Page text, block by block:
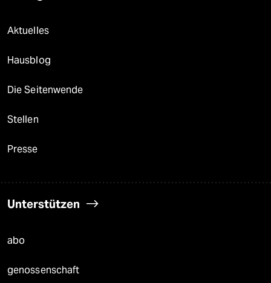
Aktuelles
Hausblog
Die Seitenwende
Stellen
Presse
Unterstützen
abo
genossenschaft